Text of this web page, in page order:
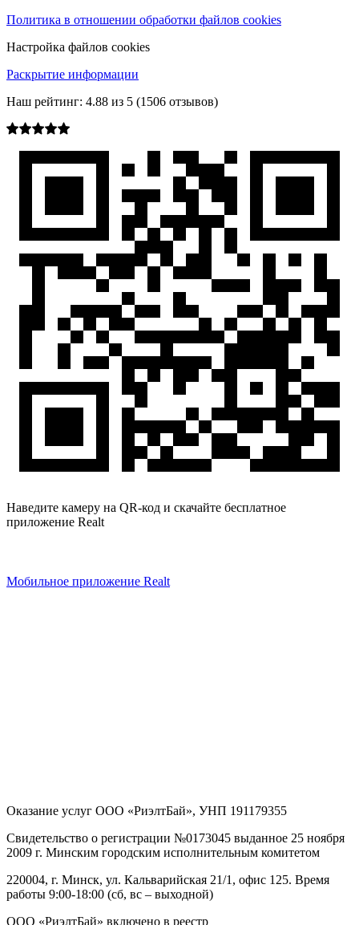
Политика в отношении обработки файлов cookies
Настройка файлов cookies
Раскрытие информации
Наш рейтинг: 4.88 из 5 (1506 отзывов)
Наведите камеру на QR-код и скачайте бесплатное
приложение Realt
Мобильное приложение Realt
Оказание услуг ООО «РиэлтБай», УНП 191179355
Свидетельство о регистрации №0173045 выданное 25 ноября
2009 г. Минским городским исполнительным комитетом
220004, г. Минск, ул. Кальварийская 21/1, офис 125. Время
работы 9:00-18:00 (сб, вс – выходной)
ООО «РиэлтБай» включено в реестр